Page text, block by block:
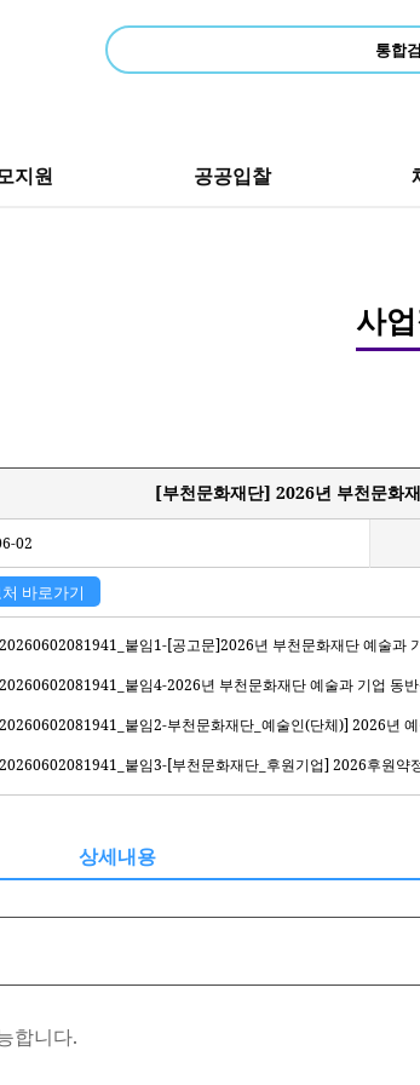
지원 공공입찰
사
[부천문화재단] 2026년 부천문화
02
바로가기
20260602081941_붙임1-[공고문]2026년 부천문화재단 예술과
20260602081941_붙임4-2026년 부천문화재단 예술과 기업 동
20260602081941_붙임2-부천문화재단_예술인(단체)] 2026년
20260602081941_붙임3-[부천문화재단_후원기업] 2026후원약
상세내용
합니다.